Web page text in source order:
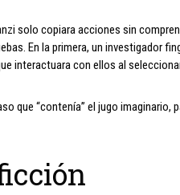
solo copiara acciones sin
En la primera, un investigador
interactuara con ellos al
que “contenía” el jugo